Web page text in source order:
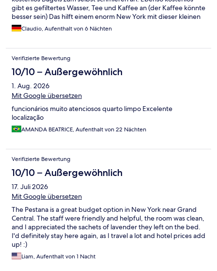
gibt es gefiltertes Wasser, Tee und Kaffee an (der Kaffee könnte
besser sein) Das hilft einem enorm New York mit dieser kleinen
Stärkung zu erkunden. Ein Problem hatten wir mit der Heizung,
die zu laut war. Aber das Team hat das Problem in den Griff
organisiert untergebracht. Das Hotel kann ich definitiv weiter
empfehlen.
Claudio, Aufenthalt von 6 Nächten
Verifizierte Bewertung
10/10 – Außergewöhnlich
1. Aug. 2026
Mit Google übersetzen
funcionários muito atenciosos quarto limpo Excelente
localização
AMANDA BEATRICE, Aufenthalt von 22 Nächten
Verifizierte Bewertung
10/10 – Außergewöhnlich
17. Juli 2026
Mit Google übersetzen
The Pestana is a great budget option in New York near Grand
Central. The staff were friendly and helpful, the room was clean,
and I appreciated the sachets of lavender they left on the bed.
I'd definitely stay here again, as I travel a lot and hotel prices add
up! :)
Liam, Aufenthalt von 1 Nacht